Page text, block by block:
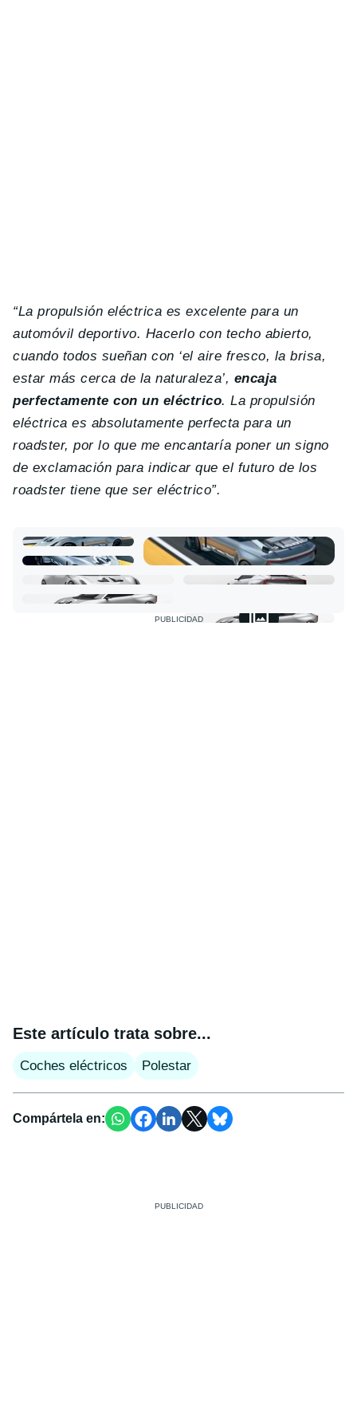
“La propulsión eléctrica es excelente para un
automóvil deportivo. Hacerlo con techo abierto,
cuando todos sueñan con ‘el aire fresco, la brisa,
estar más cerca de la naturaleza’, encaja
perfectamente con un eléctrico. La propulsión
eléctrica es absolutamente perfecta para un
roadster, por lo que me encantaría poner un signo
de exclamación para indicar que el futuro de los
roadster tiene que ser eléctrico”.
Este artículo trata sobre...
Coches eléctricos Polestar
Compártela en: